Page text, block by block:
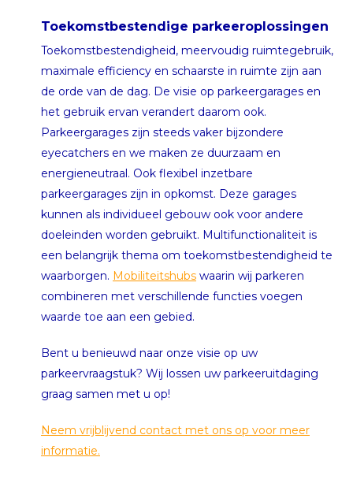
Toekomstbestendige parkeeroplossingen
Toekomstbestendigheid, meervoudig ruimtegebruik,
maximale efficiency en schaarste in ruimte zijn aan
de orde van de dag. De visie op parkeergarages en
het gebruik ervan verandert daarom ook.
Parkeergarages zijn steeds vaker bijzondere
eyecatchers en we maken ze duurzaam en
energieneutraal. Ook flexibel inzetbare
parkeergarages zijn in opkomst. Deze garages
kunnen als individueel gebouw ook voor andere
doeleinden worden gebruikt. Multifunctionaliteit is
een belangrijk thema om toekomstbestendigheid te
waarborgen. Mobiliteitshubs waarin wij parkeren
combineren met verschillende functies voegen
waarde toe aan een gebied.
Bent u benieuwd naar onze visie op uw
parkeervraagstuk? Wij lossen uw parkeeruitdaging
graag samen met u op!
Neem vrijblijvend contact met ons op voor meer
informatie.